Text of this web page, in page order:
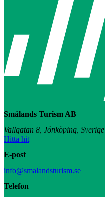
Smålands Turism AB
Vallgatan 8, Jönköping, Sverige
Hitta hit
E-post
info@smalandsturism.se
Telefon